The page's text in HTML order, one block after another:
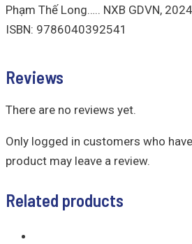
Phạm Thế Long….. NXB GDVN,
ISBN: 9786040392541
Reviews
There are no reviews yet.
Only logged in customers who
product may leave a review.
Related products